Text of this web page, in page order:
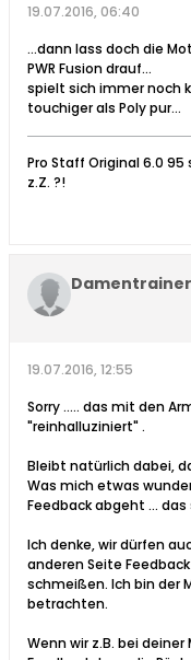
19.07.2016, 06:40
...dann lass doch die
PWR Fusion drauf...
spielt sich immer noch
touchiger als Poly pur...
Pro Staff Original 6.0
z.Z. ?!
Damentrainer
19.07.2016, 12:55
Sorry ..... das mit den
"reinhalluziniert" .
Bleibt natürlich dabei,
Was mich etwas
Feedback abgeht ...
Ich denke, wir dürfen
anderen Seite
schmeißen. Ich bin der
betrachten.
Wenn wir z.B. bei